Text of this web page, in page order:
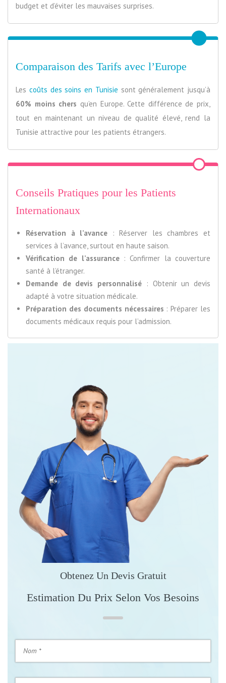
budget et d’éviter les mauvaises surprises.
Comparaison des Tarifs avec l’Europe
Les coûts des soins en Tunisie sont généralement jusqu’à
60% moins chers qu’en Europe. Cette différence de prix,
tout en maintenant un niveau de qualité élevé, rend la
Tunisie attractive pour les patients étrangers.
Conseils Pratiques pour les Patients
Internationaux
Réservation à l’avance : Réserver les chambres et
services à l’avance, surtout en haute saison.
Vérification de l’assurance: Confirmer la couverture
santé à l’étranger.
Demande de devis personnalisé : Obtenir un devis
adapté à votre situation médicale.
Préparation des documents nécessaires : Préparer les
documents médicaux requis pour l’admission.
Obtenez Un Devis Gratuit
Estimation Du Prix Selon Vos Besoins